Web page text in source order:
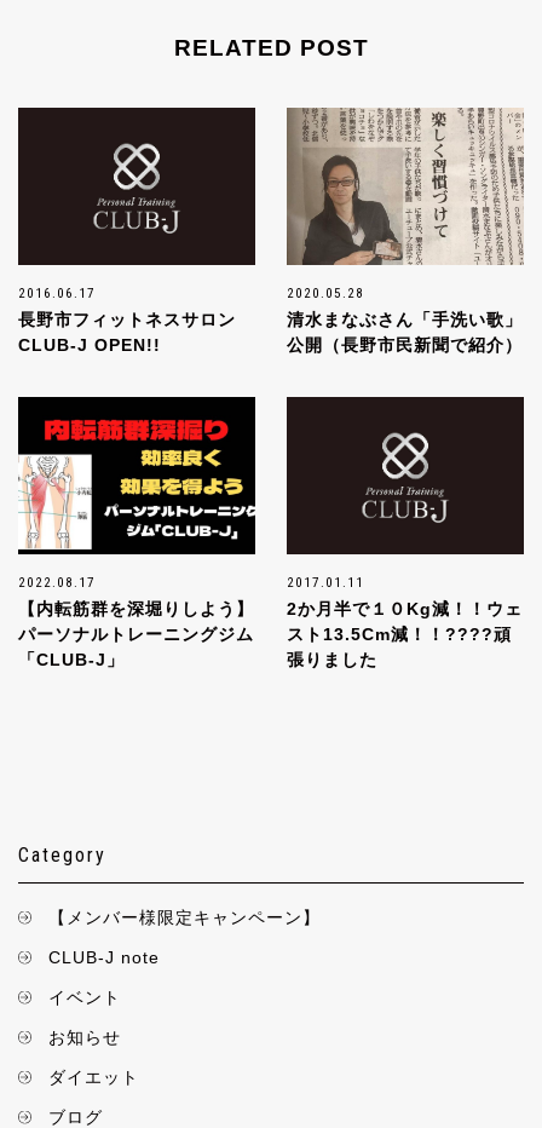
RELATED POST
2016.06.17
長野市フィットネスサロン
CLUB-J OPEN!!
2020.05.28
清水まなぶさん「手洗い歌」
公開（長野市民新聞で紹介）
2022.08.17
【内転筋群を深堀りしよう】
パーソナルトレーニングジム
「CLUB-J」
2017.01.11
2か月半で１０Kg減！！ウェ
スト13.5Cm減！！????頑
張りました
Category
【メンバー様限定キャンペーン】
CLUB-J note
イベント
お知らせ
ダイエット
ブログ